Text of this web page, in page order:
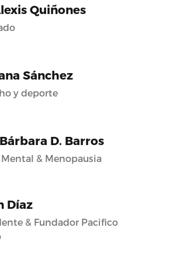
Quiñones
Sánchez
y deporte
D. Barros
& Menopausia
Díaz
& Fundador Pacifico